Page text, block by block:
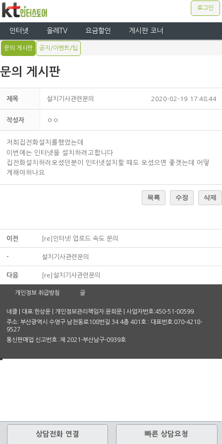
로그인
인터넷 올레TV 요금할인 게시판 코너
문의 게시판 공지/이벤트/팁
문의 게시판
제목 설치기사관련문의 2020-02-19 17:48:44
작성자 ㅇㅇ
저희집전화설치를했었는데
이번에는 인터넷을 설치하려고합니다
집전화설치하러오셨던분이 인터넷설치할 때도 오셨으면 좋겟는데 어떻
게해야하나요
목록 수정 삭제
이전 [re]인터넷 업로드 속도 문의
- 설치기사관련문의
다음 [re]설치기사관련문의
개인정보 취급방침 글
네클 | 대표:한상윤 | 개인정보관리책임자:윤희문 | 사업자번호:450-51-00599
주소: 부산광역시 수영구 남천동로108번길 34 4층 401호 : 대표번호:070-4218-
9527
통신판매업 신고번호 :제 2021-부산남구-0939호
상담전화 연결 빠른 상담요청